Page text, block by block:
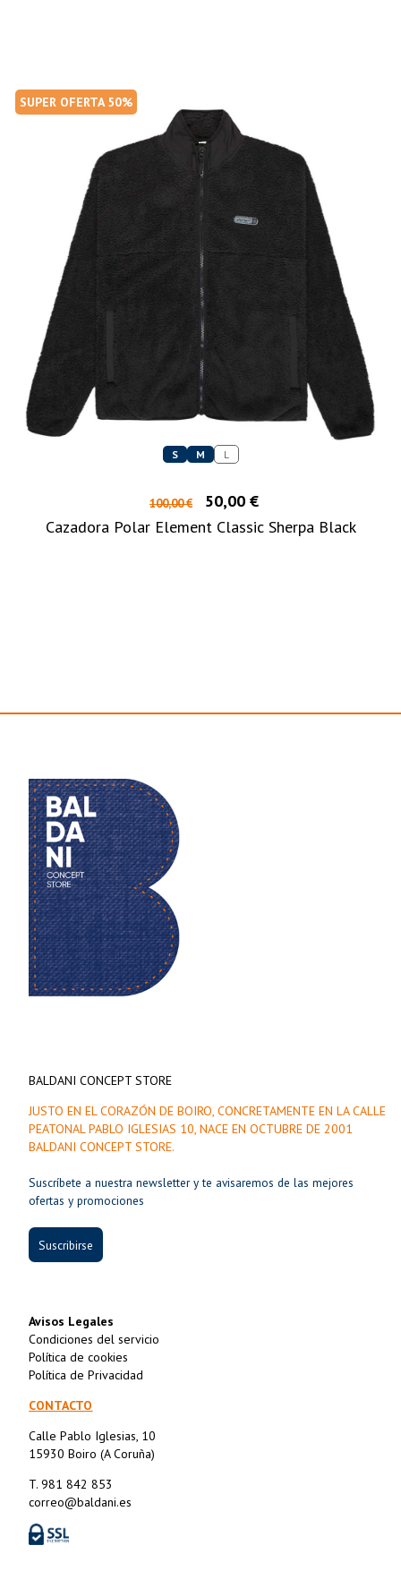
SUPER OFERTA 50%
S M L
100,00 €
50,00 €
Cazadora Polar Element Classic Sherpa Black
BALDANI CONCEPT STORE
JUSTO EN EL CORAZÓN DE BOIRO, CONCRETAMENTE EN LA CALLE
PEATONAL PABLO IGLESIAS 10, NACE EN OCTUBRE DE 2001
BALDANI CONCEPT STORE.
Suscríbete a nuestra newsletter y te avisaremos de las mejores
ofertas y promociones
Suscribirse
Avisos Legales
Condiciones del servicio
Política de cookies
Política de Privacidad
CONTACTO
Calle Pablo Iglesias, 10
15930 Boiro (A Coruña)
T. 981 842 853
correo@baldani.es